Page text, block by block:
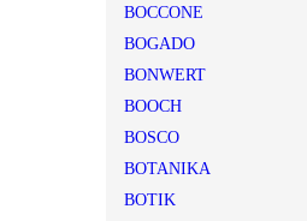
BOCCONE
BOGADO
BONWERT
BOOCH
BOSCO
BOTANIKA
BOTIK